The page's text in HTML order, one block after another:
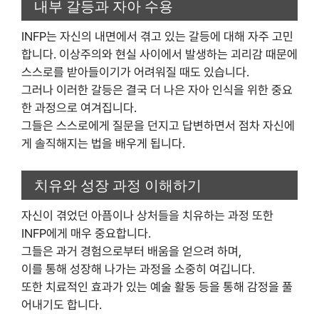
내부 갈등과 자아 수용
INFP는 자신의 내면에서 겪고 있는 갈등에 대해 자주 고민
합니다. 이상주의와 현실 사이에서 발생하는 괴리감 때문에
스스로를 받아들이기가 어려워질 때도 있습니다.
그러나 이러한 갈등은 결국 더 나은 자아 인식을 위한 중요
한 과정으로 여겨집니다.
그들은 스스로에게 질문을 던지고 답변하면서 점차 자신에
게 솔직해지는 법을 배우게 됩니다.
치유와 성장 과정 이해하기
자신이 겪었던 아픔이나 상처들을 치유하는 과정 또한
INFP에게 매우 중요합니다.
그들은 과거 경험으로부터 배움을 얻으려 하며,
이를 통해 성장해 나가는 과정을 소중히 여깁니다.
또한 치료적인 효과가 있는 예술 활동 등을 통해 감정을 풀
어내기도 합니다.